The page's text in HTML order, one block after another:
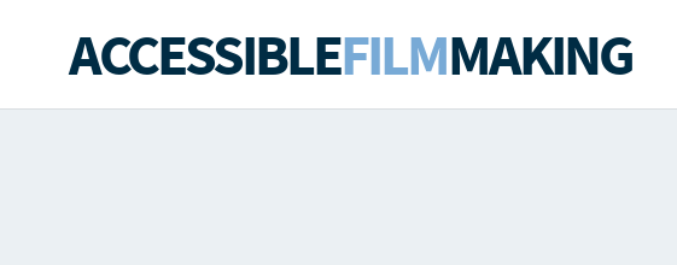
ACCESSIBLEFILMMAKING